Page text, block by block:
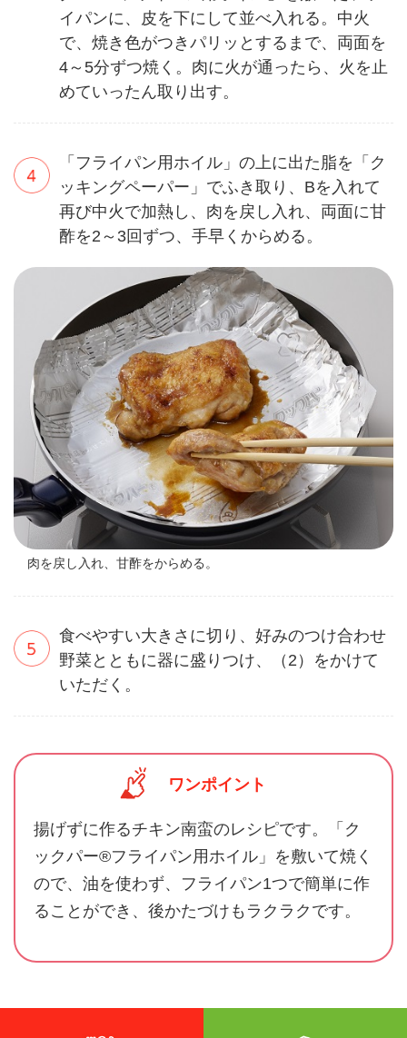
イパンに、皮を下にして並べ入れる。中火
で、焼き色がつきパリッとするまで、両面を
4～5分ずつ焼く。肉に火が通ったら、火を止
めていったん取り出す。
「フライパン用ホイル」の上に出た脂を「ク
ッキングペーパー」でふき取り、Bを入れて
再び中火で加熱し、肉を戻し入れ、両面に甘
酢を2～3回ずつ、手早くからめる。
肉を戻し入れ、甘酢をからめる。
食べやすい大きさに切り、好みのつけ合わせ
野菜とともに器に盛りつけ、（2）をかけて
いただく。
ワンポイント
揚げずに作るチキン南蛮のレシピです。「ク
ックパー®フライパン用ホイル」を敷いて焼く
ので、油を使わず、フライパン1つで簡単に作
ることができ、後かたづけもラクラクです。